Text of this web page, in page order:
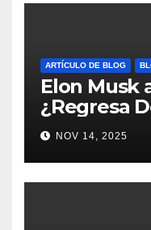
ARTÍCULO DE BLOG
Elon Musk
¿Regresa
nuevo
#Dogecoin
NOV 14, 2025